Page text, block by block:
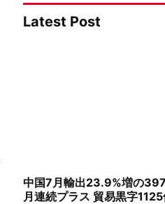
Latest Post
中国7月輸出23.9%増の
月連続プラス 貿易黒字